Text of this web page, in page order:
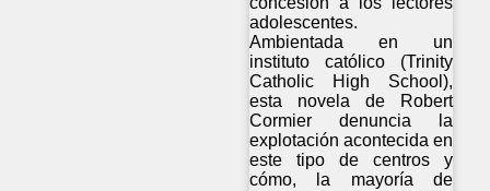
adolescentes.
Ambientada en un
instituto católico (Trinity
Catholic High School),
esta novela de Robert
Cormier denuncia la
explotación acontecida en
este tipo de centros y
cómo, la mayoría de